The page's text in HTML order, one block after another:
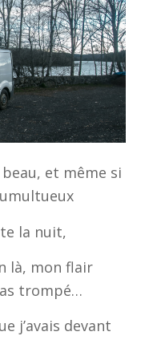
et même si
la nuit,
là, mon flair
trompé…
j’avais devant